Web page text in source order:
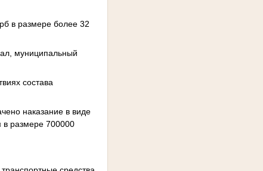
в размере более 32
муниципальный
состава
наказание в виде
размере 700000